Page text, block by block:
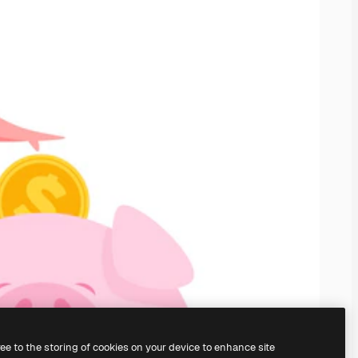
to the storing of cookies on your device to enhance site